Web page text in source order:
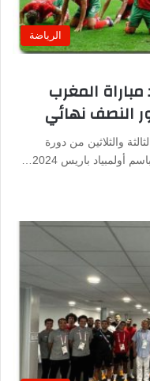
الرياضة
2024 .. موعد مباراة المغرب
النصف نهائي
والثلاثين من دورة
أولمبياد باريس 2024…